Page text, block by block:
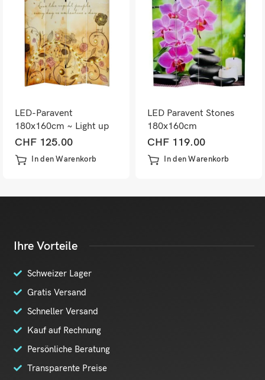
LED-Paravent
180x160cm ~ Light up
CHF 125.00
In den Warenkorb
LED Paravent Stones
180x160cm
CHF 119.00
In den Warenkorb
Ihre Vorteile
Schweizer Lager
Gratis Versand
Schneller Versand
Kauf auf Rechnung
Persönliche Beratung
Transparente Preise